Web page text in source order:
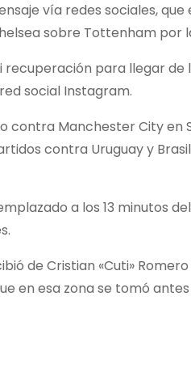
vía redes sociales, que
sobre Tottenham por
recuperación para llegar
social Instagram.
contra Manchester City en
contra Uruguay y
a los 13 minutos
de Cristian «Cuti»
en esa zona se tomó